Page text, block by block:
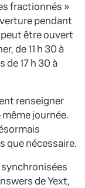
fractionnés »
pendant
être ouvert
de 11 h 30 à
de 17 h 30 à
renseigner
journée.
que nécessaire.
de Yext,